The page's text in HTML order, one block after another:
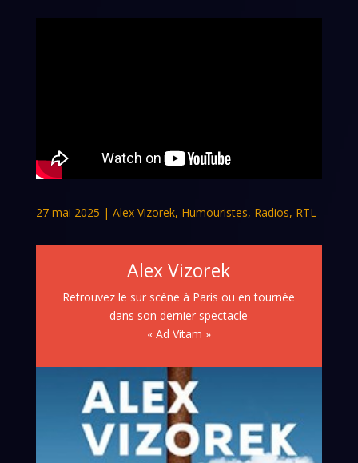
27 mai 2025 | Alex Vizorek, Humouristes, Radios, RTL
Alex Vizorek
Retrouvez le sur scène à Paris ou en tournée
dans son dernier spectacle
« Ad Vitam »